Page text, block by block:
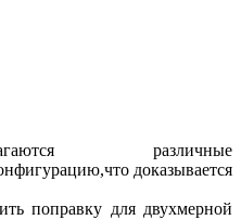
различные
поправку для двухмерной